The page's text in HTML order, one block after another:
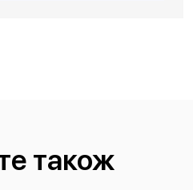
також